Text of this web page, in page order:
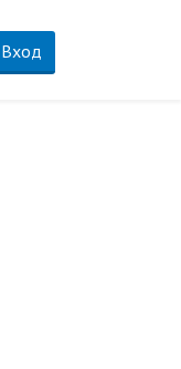
Вход